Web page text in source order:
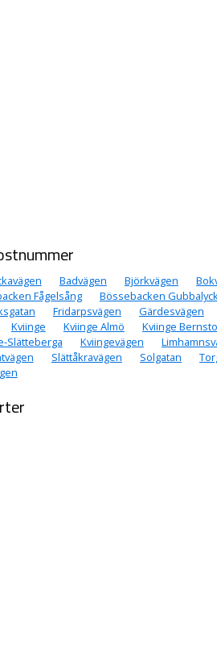
Badvägen Björkvägen
Fågelsång Bössebacken
Fridarpsvägen Gärdesvägen
Kviinge Kviinge Almö Kviinge
Slätteberga Kviingevägen
Slättåkravägen Solgatan